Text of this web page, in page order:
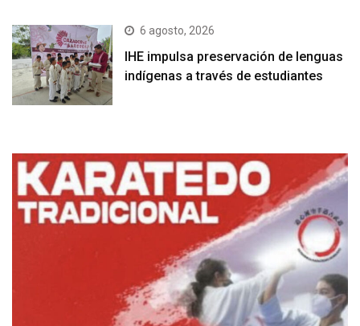
6 agosto, 2026
IHE impulsa preservación de lenguas
indígenas a través de estudiantes